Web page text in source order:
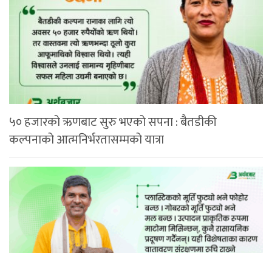
५० हजारको ऋणबाट सुरु भएको सपना : बैतडीकी
कल्पनाको आत्मनिर्भरतासम्मको यात्रा